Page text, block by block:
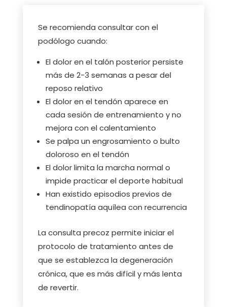
Se recomienda consultar con el
podólogo cuando:
El dolor en el talón posterior persiste
más de 2-3 semanas a pesar del
reposo relativo
El dolor en el tendón aparece en
cada sesión de entrenamiento y no
mejora con el calentamiento
Se palpa un engrosamiento o bulto
doloroso en el tendón
El dolor limita la marcha normal o
impide practicar el deporte habitual
Han existido episodios previos de
tendinopatía aquílea con recurrencia
La consulta precoz permite iniciar el
protocolo de tratamiento antes de
que se establezca la degeneración
crónica, que es más difícil y más lenta
de revertir.